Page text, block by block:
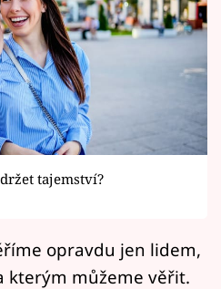
Vary
tajemství?
opravdu jen lidem,
kterým můžeme věřit.